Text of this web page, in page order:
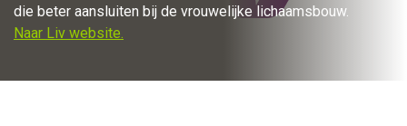
die beter aansluiten bij de vrouwelijke lichaamsbouw.
Naar Liv website.